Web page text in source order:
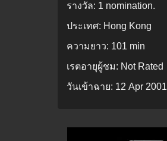
รางวัล: 1 nomination.
ประเทศ: Hong Kong
ความยาว: 101 min
เรตอายุผู้ชม: Not Rated
วันเข้าฉาย: 12 Apr 2001